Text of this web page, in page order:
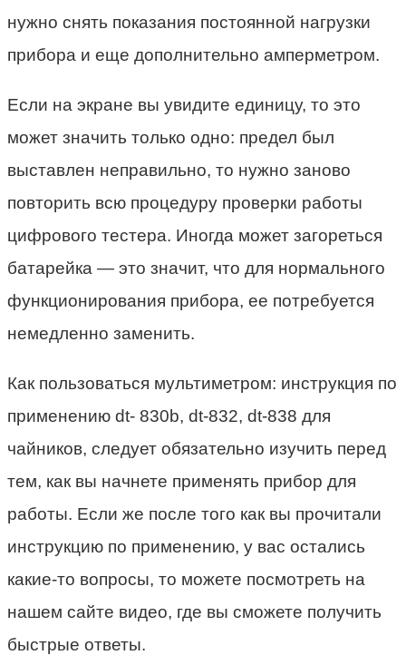
нужно снять показания постоянной нагрузки
прибора и еще дополнительно амперметром.
Если на экране вы увидите единицу, то это
может значить только одно: предел был
выставлен неправильно, то нужно заново
повторить всю процедуру проверки работы
цифрового тестера. Иногда может загореться
батарейка — это значит, что для нормального
функционирования прибора, ее потребуется
немедленно заменить.
Как пользоваться мультиметром: инструкция по
применению dt- 830b, dt-832, dt-838 для
чайников, следует обязательно изучить перед
тем, как вы начнете применять прибор для
работы. Если же после того как вы прочитали
инструкцию по применению, у вас остались
какие-то вопросы, то можете посмотреть на
нашем сайте видео, где вы сможете получить
быстрые ответы.